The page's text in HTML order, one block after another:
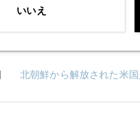
北朝鮮から解放された米
いいえ